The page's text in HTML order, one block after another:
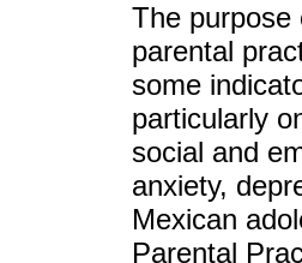
The purpose
parental
some
particularly
social and
anxiety,
Mexican
Parental